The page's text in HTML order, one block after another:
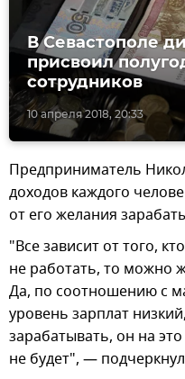
10 апреля 2018, 20:33
В Севастополе
присвоил
сотрудников
Предприниматель
доходов каждого
от его желания
"Все зависит от того,
не работать, то можно
Да, по соотношению с
уровень зарплат
зарабатывать, он на
не будет", —